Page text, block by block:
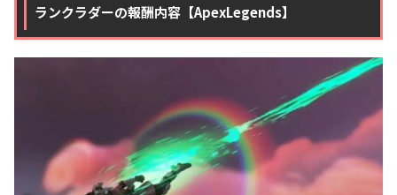
ランクラダーの報酬内容【ApexLegends】